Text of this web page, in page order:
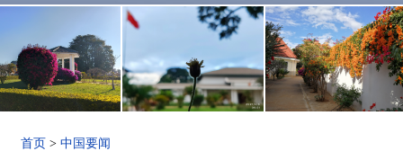
首页 > 中国要闻